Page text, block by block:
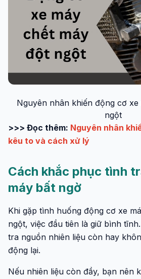
Nguyên nhân khiến động cơ
ngột
>>> Đọc thêm: Nguyên nhân
kêu to và cách xử lý
Cách khắc phục tình
máy bất ngờ
Khi gặp tình huống động cơ xe
ngột, việc đầu tiên là giữ bình
tra nguồn nhiên liệu còn hay
động lại.
Nếu nhiên liệu còn đầy, bạn nên